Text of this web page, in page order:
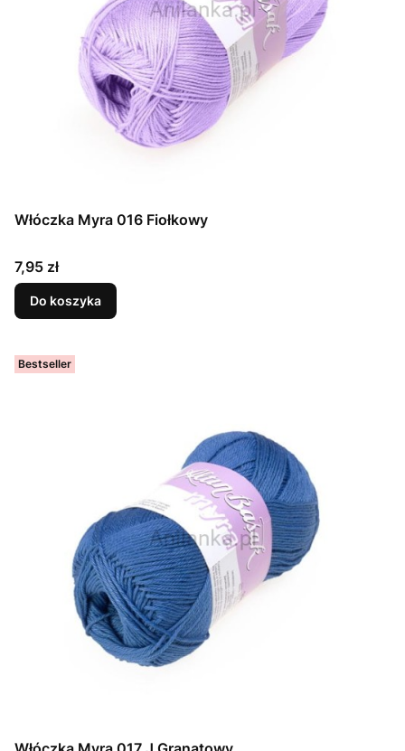
Włóczka Myra 016 Fiołkowy
Cena
7,95 zł
Do koszyka
Bestseller